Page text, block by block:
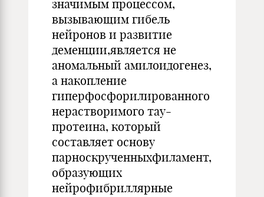
значимым процессом,
вызывающим гибель
нейронов и развитие
деменции,является не
аномальный амилоидогенез,
а накопление
гиперфосфорилированного
нерастворимого тау-
протеина, который
составляет основу
парноскрученныхфиламент,
образующих
нейрофибриллярные